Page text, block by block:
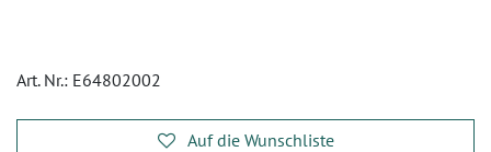
Art. Nr.: E64802002
Auf die Wunschliste